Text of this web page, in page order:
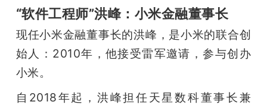
“软件工程师”洪峰：小米金融董事长
现任小米金融董事长的洪峰，是小米的联合创
始人：2010年，他接受雷军邀请，参与创办
小米。
自2018年起，洪峰担任天星数科董事长兼